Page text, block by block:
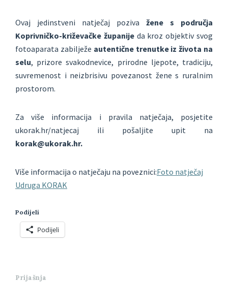
Ovaj jedinstveni natječaj poziva žene s područja
Koprivničko-križevačke županijeda kroz objektiv svog
fotoaparata zabilježe autentične trenutke iz života na
selu, prizore svakodnevice, prirodne ljepote, tradiciju,
suvremenost i neizbrisivu povezanost žene s ruralnim
prostorom.
Za više informacija i pravila natječaja, posjetite
ukorak.hr/natjecaj ili pošaljite upit na
korak@ukorak.hr.
Više informacija o natječaju na poveznici:Foto natječaj
Udruga KORAK
Podijeli
Podijeli
Prijašnja